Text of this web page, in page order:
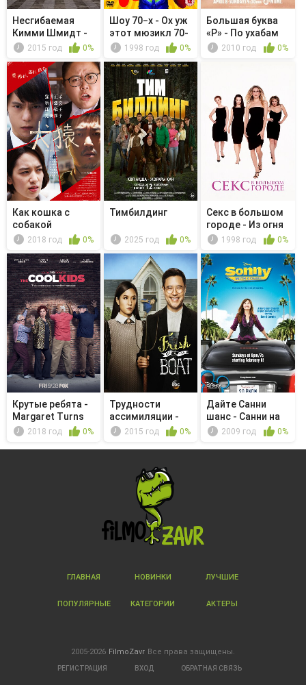
Несгибаемая
Кимми Шмидт -
Kimmy Sees ...
2015 год 0%
Шоу 70−х - Ох уж
этот мюзикл 70-
х
1998 год 0%
Большая буква
«Р» - По ухабам
2010 год 0%
Как кошка с
собакой
2018 год 0%
Тимбилдинг
2025 год 0%
Секс в большом
городе - Из огня
да в ...1998 год 0%
Крутые ребята -
Margaret Turns
65 2018 год 0%
Трудности
ассимиляции -
Citizen Jessica
2015 год 0%
Дайте Санни
шанс - Санни на
кухне с у...
2009 год 0%
ГЛАВНАЯ НОВИНКИ ЛУЧШИЕ
ПОПУЛЯРНЫЕ КАТЕГОРИИ АКТЕРЫ
2005-2026 FilmoZavr Все права защищены.
РЕГИСТРАЦИЯ ВХОД ОБРАТНАЯ СВЯЗЬ